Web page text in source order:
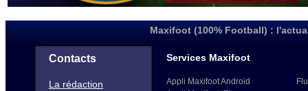
Maxifoot (100% Football) :
Contacts
La rédaction
Services Maxifoot
Appli Maxifoot Android